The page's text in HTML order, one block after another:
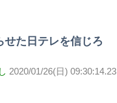
せた日テレを信じろ
2020/01/26(日) 09:30:14.23